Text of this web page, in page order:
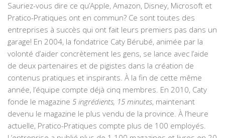
Sauriez-vous dire ce qu’Apple, Amazon, Disney, Microsoft et
Pratico-Pratiques ont en commun? Ce sont toutes des
entreprises à succès qui ont fait leurs premiers pas dans un
garage! En 2004, la fondatrice Caty Bérubé, animée par la
volonté d’aider concrètement les gens, se lance avec l’aide
de deux partenaires et de pigistes dans la création de
contenus pratiques et inspirants. À la fin de cette même
année, l’équipe compte déjà cinq membres. En 2010, Caty
fonde le magazine 5 ingrédients, 15 minutes, maintenant
devenu le magazine le plus vendu de la province. À l’heure
actuelle, Pratico-Pratiques compte plus de 100 employés.